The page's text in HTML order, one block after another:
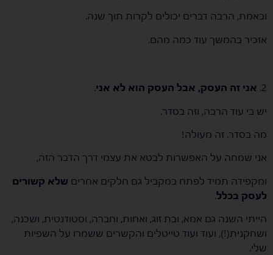
ובאמת, הרבה דברים יכולים לקרות תוך שנה.
אזכיר בהמשך עוד כמה מהם.
2. אני זה העסק, אבל העסק הוא לא אני.
יש בי עוד הרבה, וזה בסדר.
מה בסדר. זה מעולה!
אני שמחה על האפשרות לבטא את עצמי דרך הדבר הזה,
ומקפידה תמיד לפתח במקביל גם חלקים אחרים שלא קשורים
לעסק בכלל.
הייתי השנה גם אמא, ובת זוג, ואחות, וחברה, וסטודנטית, ושכנה,
ושחקנית(!), ועוד ועוד טייטלים והקשרים ששמרו על השפיות
שלי.